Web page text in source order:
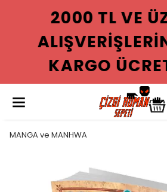
2000 TL VE
KARGO
MANGA ve MANHWA